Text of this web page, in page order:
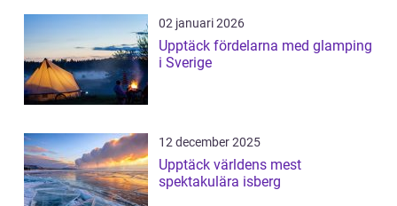
02 januari 2026
Upptäck fördelarna med glamping
i Sverige
12 december 2025
Upptäck världens mest
spektakulära isberg